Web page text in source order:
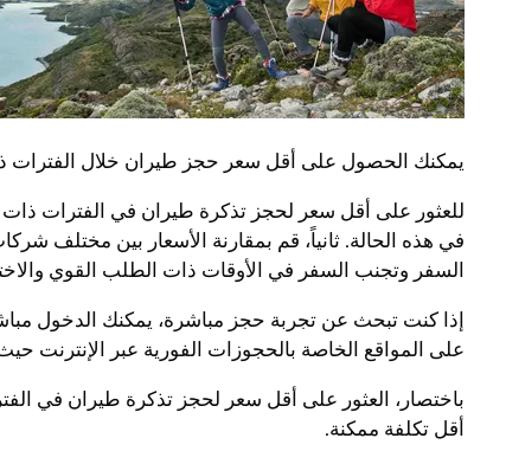
يمكنك الحصول على أقل سعر حجز طيران خلال الفترات
للعثور على أقل سعر لحجز تذكرة طيران في الفترات ذات
في هذه الحالة. ثانياً، قم بمقارنة الأسعار بين مختلف
السفر وتجنب السفر في الأوقات ذات الطلب القوي
إذا كنت تبحث عن تجربة حجز مباشرة، يمكنك الدخول
على المواقع الخاصة بالحجوزات الفورية عبر
باختصار، العثور على أقل سعر لحجز تذكرة طيران في
أقل تكلفة ممكنة.